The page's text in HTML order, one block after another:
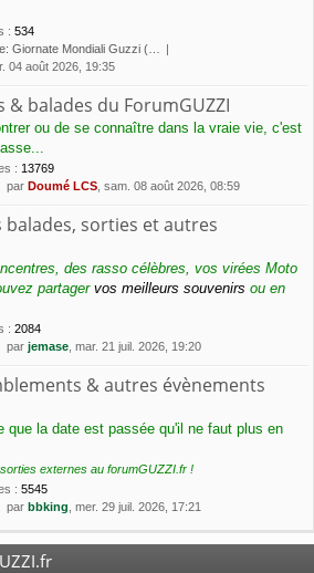
: 534
Giornate Mondiali Guzzi (…
04 août 2026, 19:35
balades du ForumGUZZI
ou de se connaître dans la vraie vie, c'est
: 13769
par Doumé LCS , sam. 08 août 2026, 08:59
sorties et autres
des rasso célèbres, vos virées Moto
partager vos meilleurs souvenirs ou en
: 2084
par jemase , mar. 21 juil. 2026, 19:20
& autres évènements
que la date est passée qu'il ne faut plus en
externes au forumGUZZI.fr !
: 5545
par bbking , mer. 29 juil. 2026, 17:21